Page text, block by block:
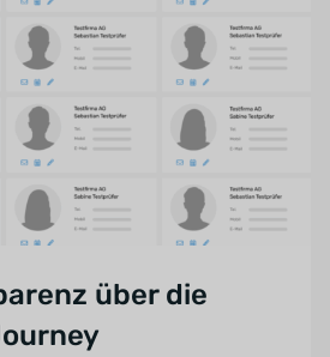
über die